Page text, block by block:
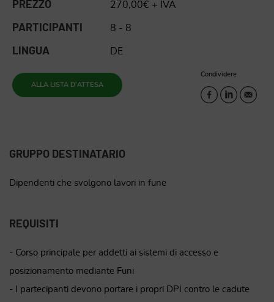
PREZZO 270,00€ + IVA
PARTICIPANTI 8 - 8
LINGUA DE
ALLA LISTA D'ATTESA
Condividere
GRUPPO DESTINATARIO
Dipendenti che svolgono lavori in fune
REQUISITI
- Corso principale per addetti ai sistemi di accesso e
posizionamento mediante Funi
- I partecipanti devono portare i propri DPI contro le cadute